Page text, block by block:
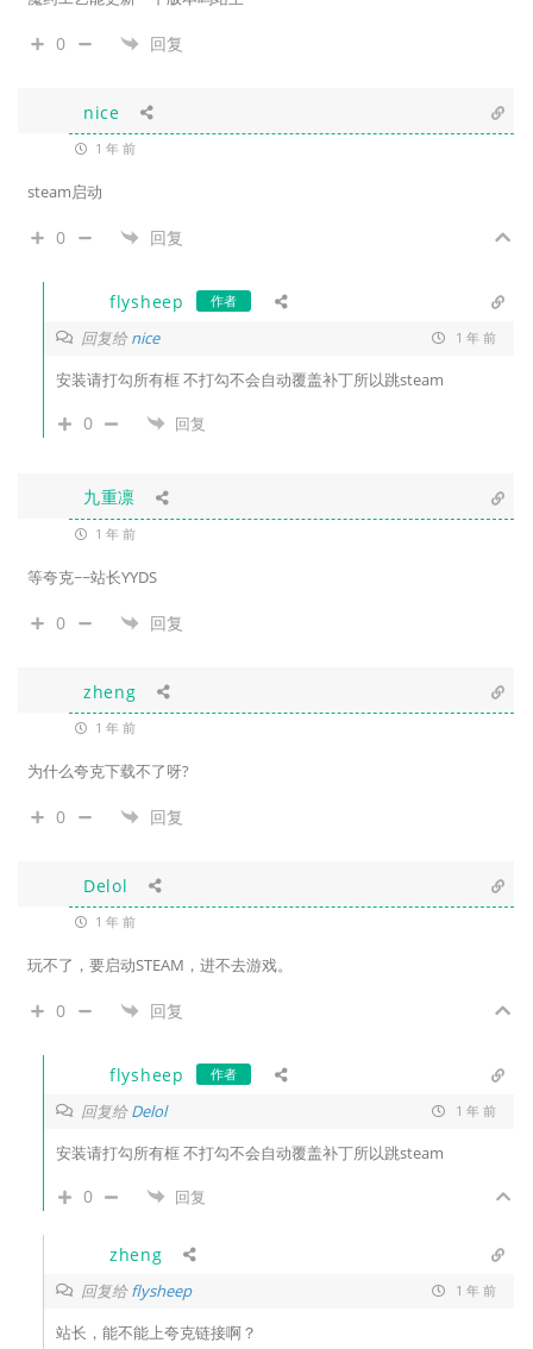
0 回复
nice
1 年 前
steam启动
0 回复
flysheep 作者
回复给nice 1 年 前
安装请打勾所有框 不打勾不会自动覆盖补丁所以跳steam
0 回复
九重凛
1 年 前
等夸克~~站长YYDS
0 回复
zheng
1 年 前
为什么夸克下载不了呀?
0 回复
Delol
1 年 前
玩不了，要启动STEAM，进不去游戏。
0 回复
flysheep 作者
回复给Delol 1 年 前
安装请打勾所有框 不打勾不会自动覆盖补丁所以跳steam
0 回复
zheng
回复给flysheep 1 年 前
站长，能不能上夸克链接啊？